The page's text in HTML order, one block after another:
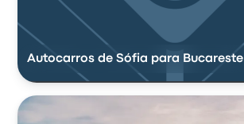
Autocarros de Sófia para Bucareste